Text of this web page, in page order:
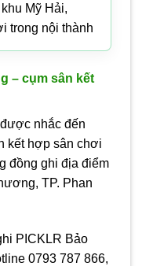
Mỹ Hải,
trong nội thành
– cụm sân kết
nhắc đến
kết hợp sân chơi
đồng ghi địa điểm
TP. Phan
PICKLR Bảo
0793 787 866,